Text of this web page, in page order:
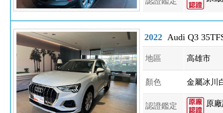
2022 Audi Q3
地區 高雄市
顏色 金屬冰川
認證鑑定 原